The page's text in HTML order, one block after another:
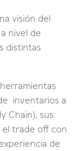
visión del
nivel de
distintas
inventarios a
Chain), sus
el trade off con
de